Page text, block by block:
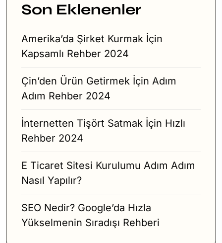
Son Eklenenler
Amerika’da Şirket Kurmak İçin
Kapsamlı Rehber 2024
Çin’den Ürün Getirmek İçin Adım
Adım Rehber 2024
İnternetten Tişört Satmak İçin Hızlı
Rehber 2024
E Ticaret Sitesi Kurulumu Adım Adım
Nasıl Yapılır?
SEO Nedir? Google’da Hızla
Yükselmenin Sıradışı Rehberi